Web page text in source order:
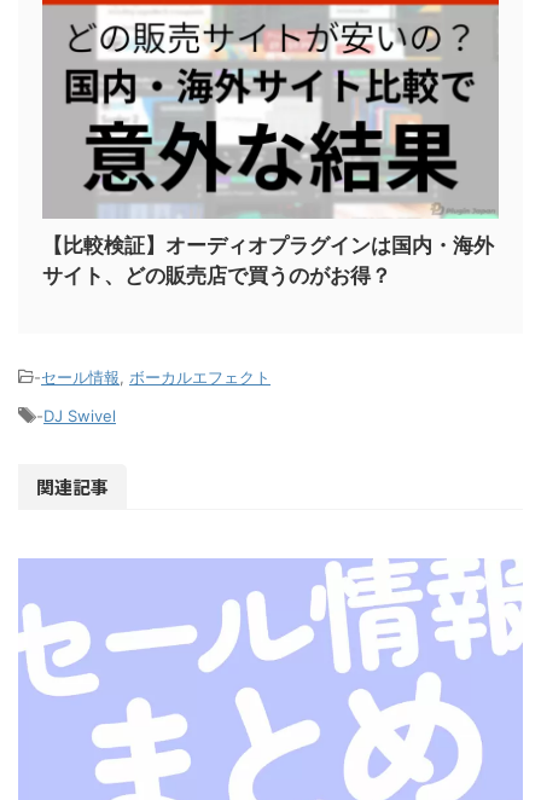
【比較検証】オーディオプラグインは国内・海外
サイト、どの販売店で買うのがお得？
-セール情報
ボーカルエフェクト
-DJ Swivel
関連記事